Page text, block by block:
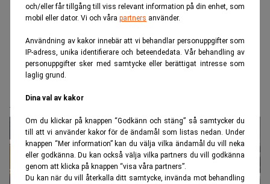
och/eller får tillgång till viss relevant information på din enhet, som
mobil eller dator. Vi och våra partners använder.
Användning av kakor innebär att vi behandlar personuppgifter som
IP-adress, unika identifierare och beteendedata. Vår behandling av
personuppgifter sker med samtycke eller berättigat intresse som
laglig grund.
Dina val av kakor
Om du klickar på knappen “Godkänn och stäng” så samtycker du
till att vi använder kakor för de ändamål som listas nedan. Under
knappen “Mer information” kan du välja vilka ändamål du vill neka
eller godkänna. Du kan också välja vilka partners du vill godkänna
genom att klicka på knappen “visa våra partners”.
Du kan när du vill återkalla ditt samtycke, invända mot behandling
Realtid.se Realtid TV
”Använd tekniken för att skapa ett
Almedalen året runt”